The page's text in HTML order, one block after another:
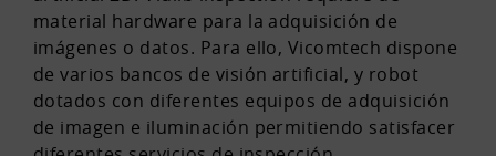
material hardware para la adquisición de
imágenes o datos. Para ello, Vicomtech dispone
de varios bancos de visión artificial, y robot
dotados con diferentes equipos de adquisición
de imagen e iluminación permitiendo satisfacer